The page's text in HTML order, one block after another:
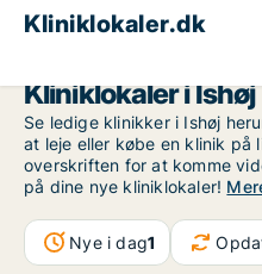
Kliniklokaler.dk
Kliniklokaler i Ishøj
Se ledige klinikker i Ishøj
at leje eller købe en klinik på
overskriften for at komme
på dine nye kliniklokaler!
Nye i dag1